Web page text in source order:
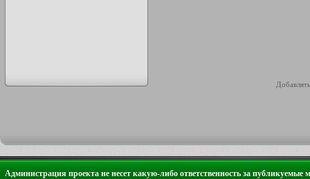
Администрация проекта не несет какую-либо ответственность за публикуемые